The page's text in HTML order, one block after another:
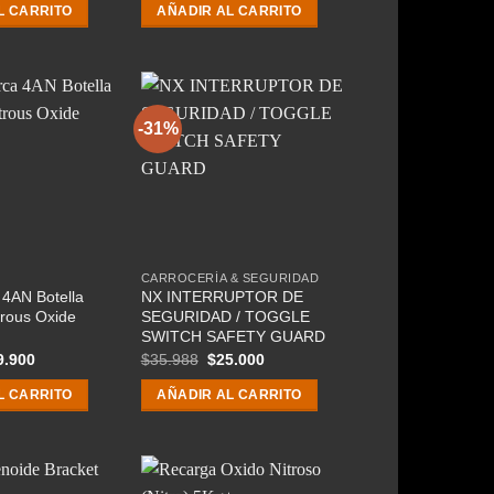
CARRITO
original
era:
actual
es:
AÑADIR AL CARRITO
Botella
Oxide
El
actual
es:
CARRITO
-31%
CARROCERÍA & SEGURIDAD
NX INTERRUPTOR DE
SEGURIDAD / TOGGLE
SWITCH SAFETY GUARD
$35.988 El
original
era:
$25.000El
actual
es:
AÑADIR AL CARRITO